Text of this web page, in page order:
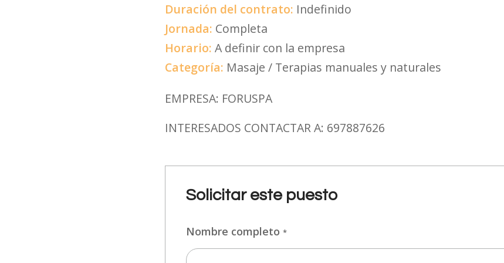
Duración del contrato: Indefinido
Jornada: Completa
Horario: A definir con la empresa
Categoría: Masaje / Terapias manuales y naturales
EMPRESA: FORUSPA
INTERESADOS CONTACTAR A: 697887626
Solicitar este puesto
Nombre completo *